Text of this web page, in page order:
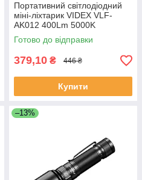
Портативний світлодіодний
міні-ліхтарик VIDEX VLF-
AK012 400Lm 5000K
Готово до відправки
379,10 ₴ 446 ₴
Купити
–13%